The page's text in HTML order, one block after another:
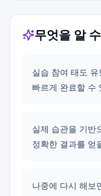
무엇을 알
실습 참여 태도 유
빠르게 완료할 수
실제 습관을 기반
정확한 결과를 얻
나중에 다시 해보